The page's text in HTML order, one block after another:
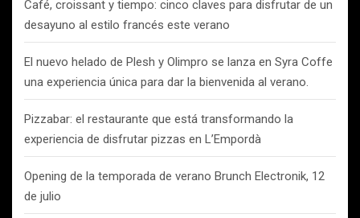
Café, croissant y tiempo: cinco claves para disfrutar de un
desayuno al estilo francés este verano
El nuevo helado de Plesh y Olimpro se lanza en Syra Coffe
una experiencia única para dar la bienvenida al verano.
Pizzabar: el restaurante que está transformando la
experiencia de disfrutar pizzas en L’Empordà
Opening de la temporada de verano Brunch Electronik, 12
de julio